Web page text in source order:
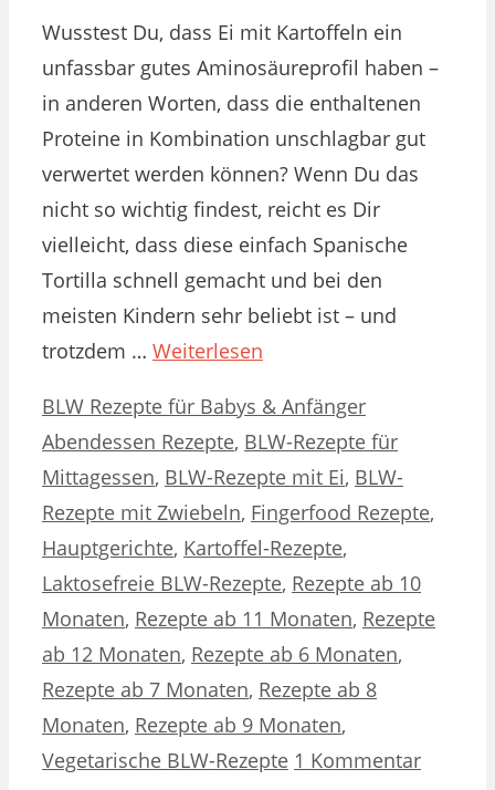
Wusstest Du, dass Ei mit Kartoffeln ein
unfassbar gutes Aminosäureprofil haben –
in anderen Worten, dass die enthaltenen
Proteine in Kombination unschlagbar gut
verwertet werden können? Wenn Du das
nicht so wichtig findest, reicht es Dir
vielleicht, dass diese einfach Spanische
Tortilla schnell gemacht und bei den
meisten Kindern sehr beliebt ist – und
trotzdem … Weiterlesen
Kategorien
BLW Rezepte für Babys & AnfängerSchlagwörter
Abendessen Rezepte, BLW-Rezepte für
Mittagessen, BLW-Rezepte mit Ei, BLW-
Rezepte mit Zwiebeln, Fingerfood Rezepte,
Hauptgerichte, Kartoffel-Rezepte,
Laktosefreie BLW-Rezepte, Rezepte ab 10
Monaten, Rezepte ab 11 Monaten, Rezepte
ab 12 Monaten, Rezepte ab 6 Monaten,
Rezepte ab 7 Monaten, Rezepte ab 8
Monaten, Rezepte ab 9 Monaten,
Vegetarische BLW-Rezepte 1 Kommentar